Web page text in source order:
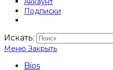
Подписки
Искать:
Меню Закрыть
Bios